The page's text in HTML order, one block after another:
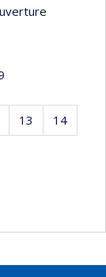
Page
13 Page
14